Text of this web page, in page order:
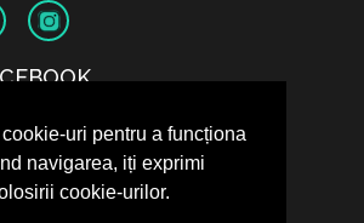
uri pentru a funcționa
navigarea, iți exprimi
cookie-urilor.